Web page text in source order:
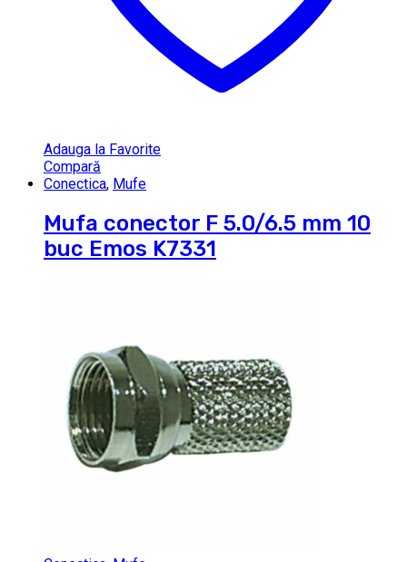
Adauga la Favorite
Compară
Conectica, Mufe
Mufa conector F 5.0/6.5 mm 10
buc Emos K7331